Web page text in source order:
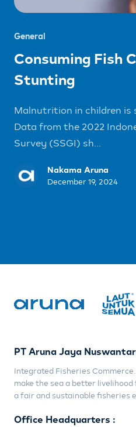
General
Consuming Fish
Stunting
Malnutrition in children is
Data from the 2022
Survey (SSGI) sh...
Nakama Aruna
December 19, 2024
PT Aruna Jaya
Integrated Fisheries
make the sea a better
a fair and sustainable fisheries
Office Headquarters :